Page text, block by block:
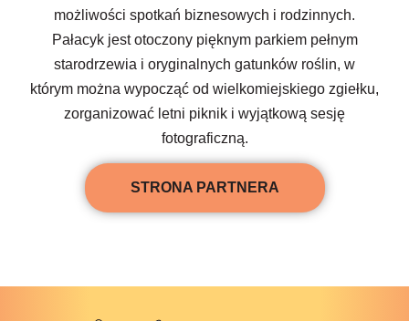
możliwości spotkań biznesowych i rodzinnych.
Pałacyk jest otoczony pięknym parkiem pełnym
starodrzewia i oryginalnych gatunków roślin, w
którym można wypocząć od wielkomiejskiego zgiełku,
zorganizować letni piknik i wyjątkową sesję
fotograficzną.
STRONA PARTNERA